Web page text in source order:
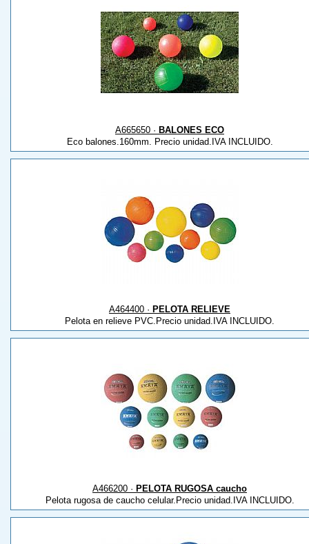
A665650 · BALONES ECO
Eco balones.160mm. Precio unidad.IVA INCLUIDO.
A464400 · PELOTA RELIEVE
Pelota en relieve PVC.Precio unidad.IVA INCLUIDO.
A466200 · PELOTA RUGOSA caucho
Pelota rugosa de caucho celular.Precio unidad.IVA INCLUIDO.